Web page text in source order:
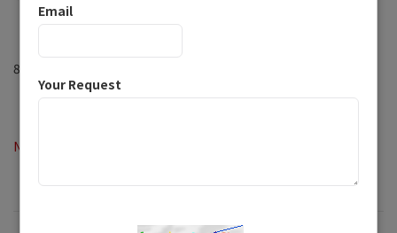
85582306。
Next Page：
Email
Your Request